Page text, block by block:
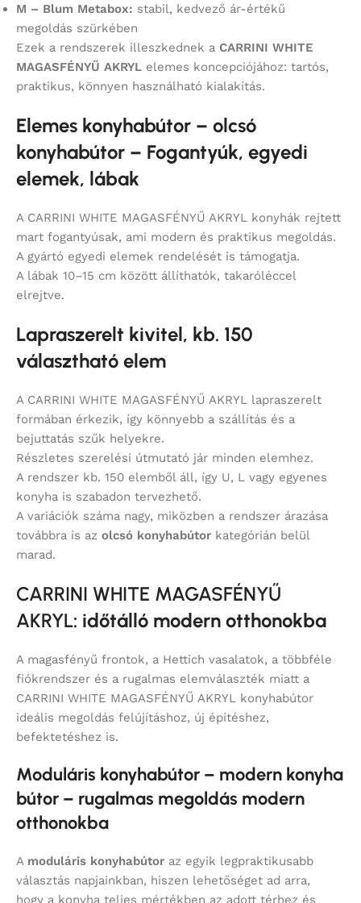
M – Blum Metabox: stabil, kedvező ár-értékű
megoldás szürkében
Ezek a rendszerek illeszkednek a CARRINI WHITE
MAGASFÉNYŰ AKRYL elemes koncepciójához: tartós,
praktikus, könnyen használható kialakítás.
Elemes konyhabútor – olcsó
konyhabútor – Fogantyúk, egyedi
elemek, lábak
A CARRINI WHITE MAGASFÉNYŰ AKRYL konyhák rejtett
mart fogantyúsak, ami modern és praktikus megoldás.
A gyártó egyedi elemek rendelését is támogatja.
A lábak 10–15 cm között állíthatók, takaróléccel
elrejtve.
Lapraszerelt kivitel, kb. 150
választható elem
A CARRINI WHITE MAGASFÉNYŰ AKRYL lapraszerelt
formában érkezik, így könnyebb a szállítás és a
bejuttatás szűk helyekre.
Részletes szerelési útmutató jár minden elemhez.
A rendszer kb. 150 elemből áll, így U, L vagy egyenes
konyha is szabadon tervezhető.
A variációk száma nagy, miközben a rendszer árazása
továbbra is az olcsó konyhabútor kategórián belül
marad.
CARRINI WHITE MAGASFÉNYŰ
AKRYL: időtálló modern otthonokba
A magasfényű frontok, a Hettich vasalatok, a többféle
fiókrendszer és a rugalmas elemválaszték miatt a
CARRINI WHITE MAGASFÉNYŰ AKRYL konyhabútor
ideális megoldás felújításhoz, új építéshez,
befektetéshez is.
Moduláris konyhabútor – modern konyha
bútor – rugalmas megoldás modern
otthonokba
A moduláris konyhabútor az egyik legpraktikusabb
választás napjainkban, hiszen lehetőséget ad arra,
hogy a konyha teljes mértékben az adott térhez és